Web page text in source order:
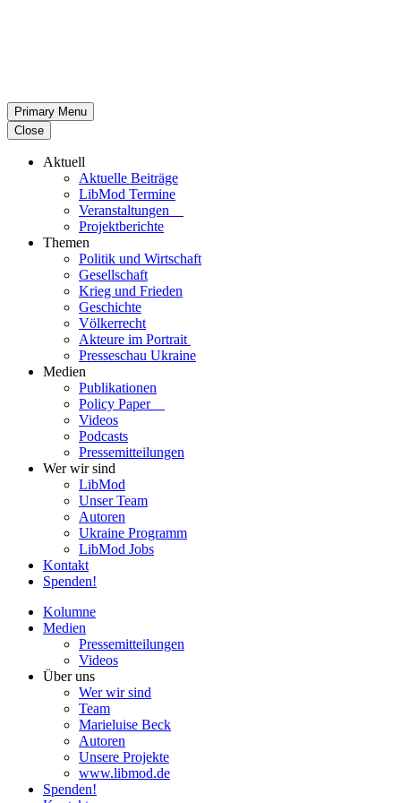
Primary Menu
Close
Aktuell
Aktu­elle Beiträge
LibMod Termine
Ver­an­stal­tun­gen
Pro­jekt­be­richte
Themen
Politik und Wirtschaft
Gesell­schaft
Krieg und Frieden
Geschichte
Völ­ker­recht
Akteure im Portrait
Pres­se­schau Ukraine
Medien
Publi­ka­tio­nen
Policy Paper
Videos
Pod­casts
Pres­se­mit­tei­lun­gen
Wer wir sind
LibMod
Unser Team
Autoren
Ukraine Pro­gramm
LibMod Jobs
Kontakt
Spenden!
Kolumne
Medien
Pres­se­mit­tei­lun­gen
Videos
Über uns
Wer wir sind
Team
Marie­luise Beck
Autoren
Unsere Pro­jekte
www.libmod.de
Spenden!